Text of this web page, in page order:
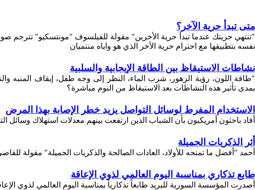
متى تبدأ حرية الآخر؟
"تنتهي حريتك عندما تبدأ حرية الأخرين" مقولة للفيلسوف "مونتسكيو" تترجم
نفسه بتطبيقها مع احترام حرية الأخر الذي هو واياه منتميان
نشاطات الاستيقاظ بين الطاقة الإيجابية والسلبية
"طاقة اللون، رؤية الزهور، شرب الماء، النظر إلى وجه طفل، إيقاف
بمدى تأثير هذه النشاطات بعد الاستيقاظ من النوم مباشرة؟
الاستخدام المفرط لوسائل التواصل يزيد خطر الإصابة بهذا المرض
أفاد باحثون أمريكيون بأن الشباب الذين ارتفعت بينهم معدلات استهلاك وسائل
أثر الذكريات الجميلة
أحمد "أفضل ما تمنحه للأولاد، العادات الصالحة والذكريات الجميلة"
طابع تذكاري بمناسبة اليوم العالمي لذوي الإعاقة
أصدرت المؤسسة السورية للبريد طابعاً تذكارياً بمناسبة اليوم العالمي لذوي